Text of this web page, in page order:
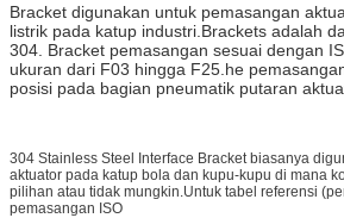
Bracket digunakan untuk pemasangan
listrik pada katup industri.Brackets adalah
304. Bracket pemasangan sesuai dengan
ukuran dari F03 hingga F25. he
posisi pada bagian pneumatik putaran
304 Stainless Steel Interface Bracket biasanya
aktuator pada katup bola dan kupu-kupu di mana
pilihan atau tidak mungkin.Untuk tabel referensi
pemasangan ISO